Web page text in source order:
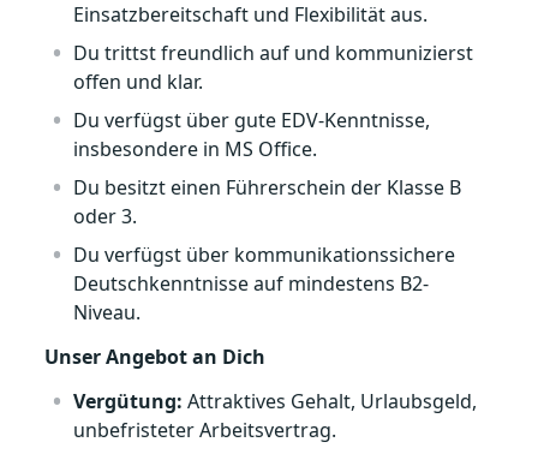
Einsatzbereitschaft und Flexibilität aus.
Du trittst freundlich auf und kommunizierst
offen und klar.
Du verfügst über gute EDV-Kenntnisse,
insbesondere in MS Office.
Du besitzt einen Führerschein der Klasse B
oder 3.
Du verfügst über kommunikationssichere
Deutschkenntnisse auf mindestens B2-
Niveau.
Unser Angebot an Dich
Vergütung: Attraktives Gehalt, Urlaubsgeld,
unbefristeter Arbeitsvertrag.